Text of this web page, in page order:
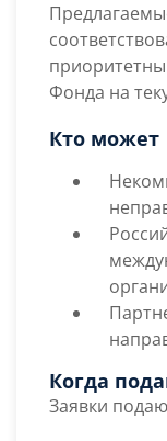
Фонда на
Кто может
Когда
Заявки